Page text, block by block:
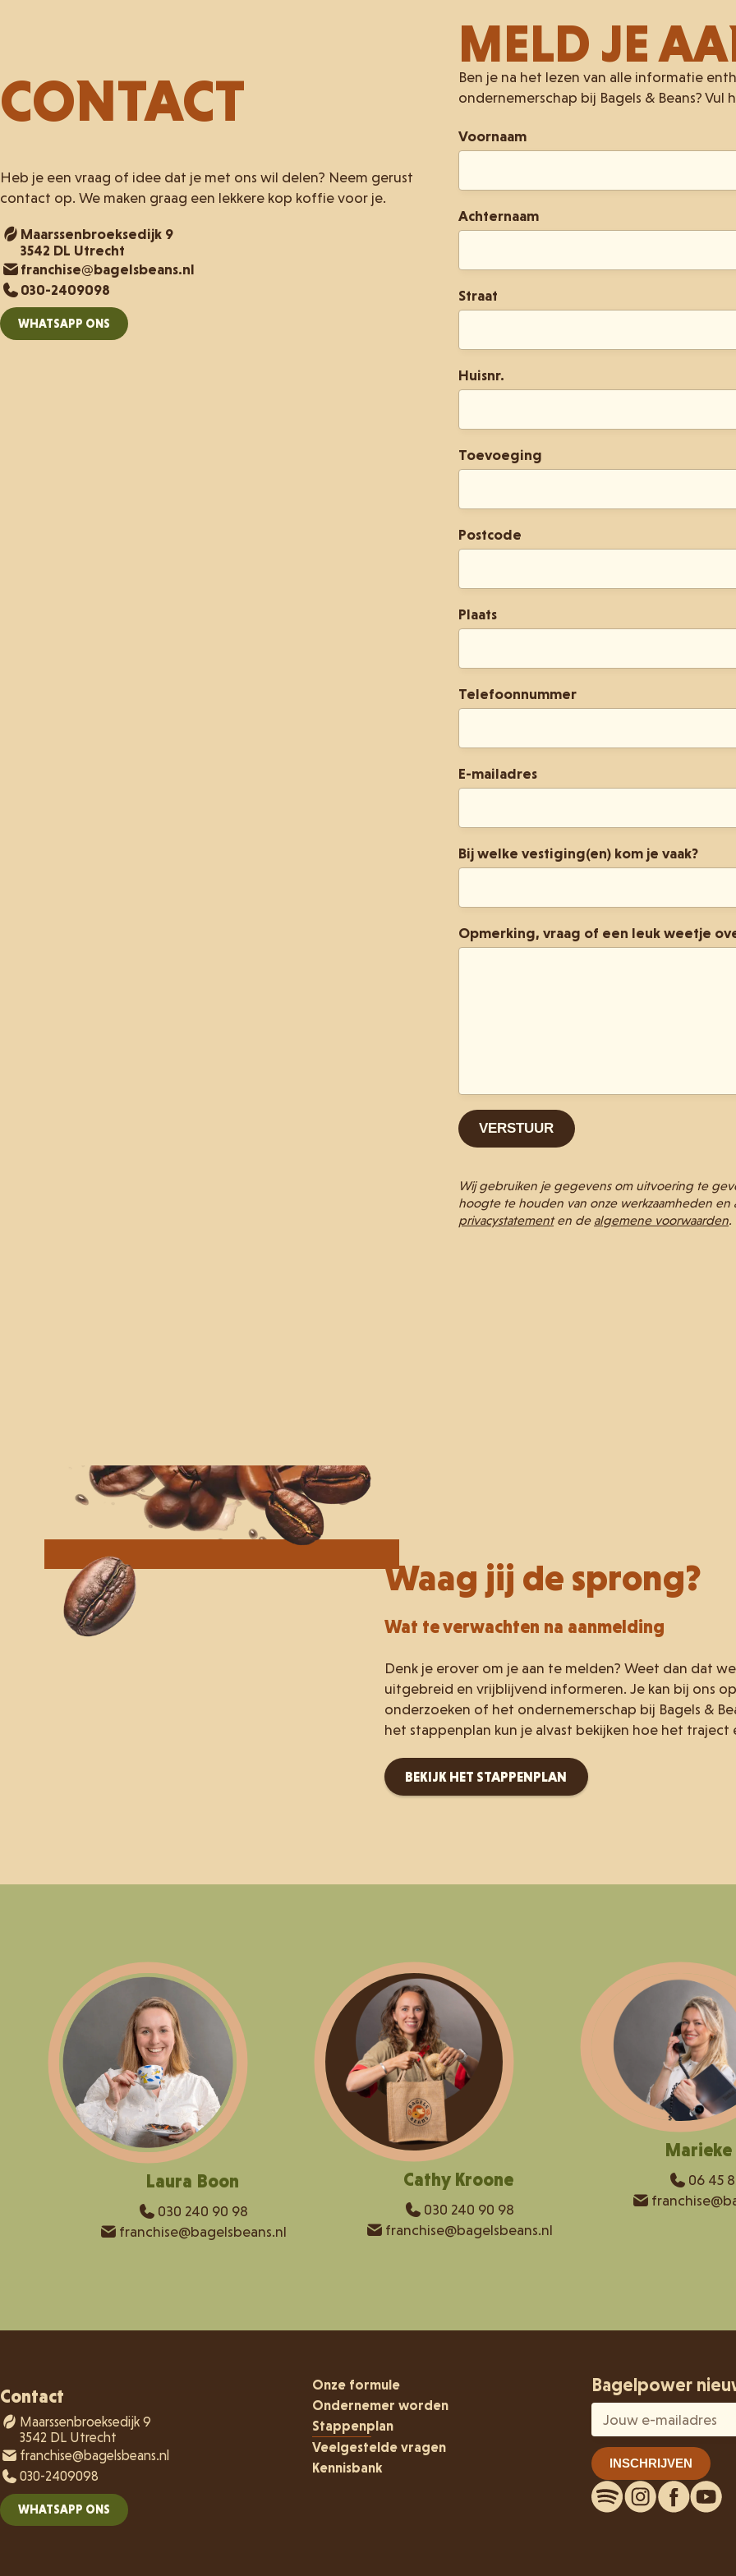
CONTACT
Heb je een vraag of idee dat je met ons wil delen? Neem gerust
contact op. We maken graag een lekkere kop koffie voor je.
Maarssenbroeksedijk 9
3542 DL Utrecht
franchise@bagelsbeans.nl
030-2409098
WHATSAPP ONS
MELD JE
Ben je na het lezen van alle informatie
ondernemerschap bij Bagels & Beans?
Voornaam
Achternaam
Straat
Huisnr.
Toevoeging
Postcode
Plaats
Telefoonnummer
E-mailadres
Bij welke vestiging(en) kom je vaak?
Opmerking, vraag of een leuk weetje
Wij gebruiken je gegevens om uitvoering te
hoogte te houden van onze werkzaamheden en
privacystatementen de algemene voorwaarden.
Waag jij de sprong?
Wat te verwachten na aanmelding
Denk je erover om je aan te melden? Weet dan dat
uitgebreid en vrijblijvend informeren. Je kan bij ons
onderzoeken of het ondernemerschap bij Bagels &
het stappenplan kun je alvast bekijken hoe het traject
BEKIJK HET STAPPENPLAN
Laura Boon
030 240 90 98
franchise@bagelsbeans.nl
Cathy Kroone
030 240 90 98
franchise@bagelsbeans.nl
Marieke
06 45
Contact
Maarssenbroeksedijk 9
3542 DL Utrecht
franchise@bagelsbeans.nl
030-2409098
WHATSAPP ONS
Onze formule
Ondernemer worden
Stappenplan
Veelgestelde vragen
Kennisbank
Bagelpower